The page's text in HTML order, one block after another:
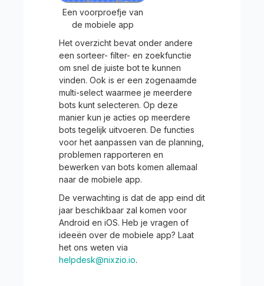
Een voorproefje van
de mobiele app
Het overzicht bevat onder andere
een sorteer- filter- en zoekfunctie
om snel de juiste bot te kunnen
vinden. Ook is er een zogenaamde
multi-select waarmee je meerdere
bots kunt selecteren. Op deze
manier kun je acties op meerdere
bots tegelijk uitvoeren. De functies
voor het aanpassen van de planning,
problemen rapporteren en
bewerken van bots komen allemaal
naar de mobiele app.
De verwachting is dat de app eind dit
jaar beschikbaar zal komen voor
Android en iOS. Heb je vragen of
ideeën over de mobiele app? Laat
het ons weten via
helpdesk@nixzio.io.